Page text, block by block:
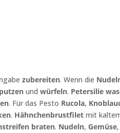
zube­reiten. Wenn die
putzen undwürfeln. Petersilie
. Für das Pesto Rucola,
. Hähnchenbrustfilet mit
braten. Nudeln,Gemüse,